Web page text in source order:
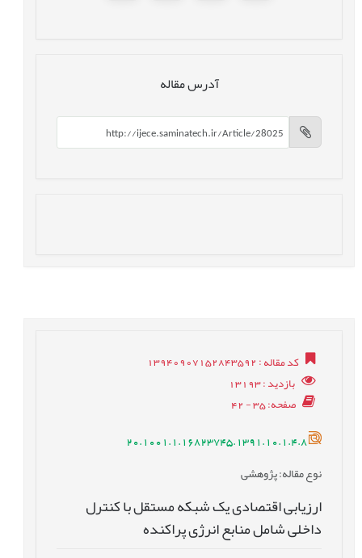
آدرس مقاله
کد مقاله: 13940907152843592
بازدید: 13193
صفحه: 35 - 42
20.1001.1.16823745.1391.10.1.4.8
نوع مقاله: پژوهشی
ارزیابی اقتصادی یک شبکه مستقل با کنترل
داخلی شامل منابع انرژی پراکنده